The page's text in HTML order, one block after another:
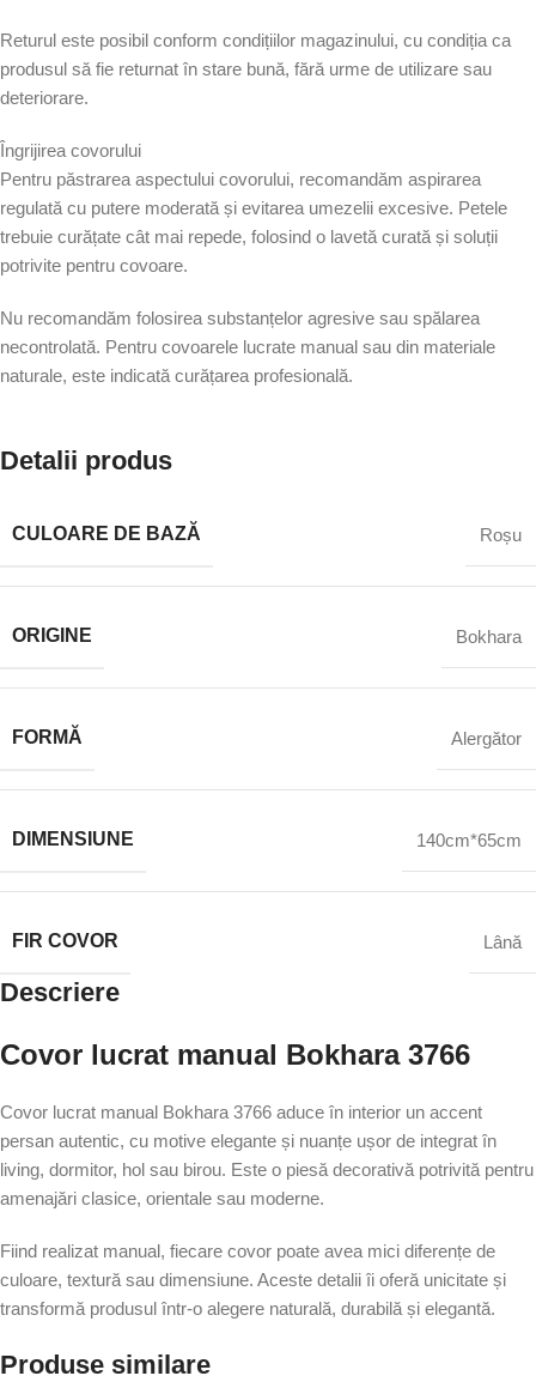
Returul este posibil conform condițiilor magazinului, cu condiția ca
produsul să fie returnat în stare bună, fără urme de utilizare sau
deteriorare.
Îngrijirea covorului
Pentru păstrarea aspectului covorului, recomandăm aspirarea
regulată cu putere moderată și evitarea umezelii excesive. Petele
trebuie curățate cât mai repede, folosind o lavetă curată și soluții
potrivite pentru covoare.
Nu recomandăm folosirea substanțelor agresive sau spălarea
necontrolată. Pentru covoarele lucrate manual sau din materiale
naturale, este indicată curățarea profesională.
Detalii produs
CULOARE DE BAZĂ Roșu
ORIGINE Bokhara
FORMĂ Alergător
DIMENSIUNE 140cm*65cm
FIR COVOR Lână
Descriere
Covor lucrat manual Bokhara 3766
Covor lucrat manual Bokhara 3766 aduce în interior un accent
persan autentic, cu motive elegante și nuanțe ușor de integrat în
living, dormitor, hol sau birou. Este o piesă decorativă potrivită pentru
amenajări clasice, orientale sau moderne.
Fiind realizat manual, fiecare covor poate avea mici diferențe de
culoare, textură sau dimensiune. Aceste detalii îi oferă unicitate și
transformă produsul într-o alegere naturală, durabilă și elegantă.
Produse similare